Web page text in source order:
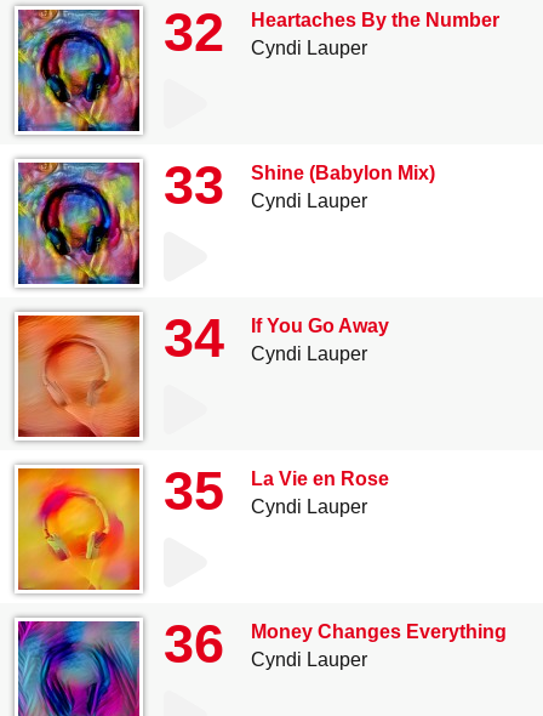
32
Heartaches By the Number
Cyndi Lauper
33
Shine (Babylon Mix)
Cyndi Lauper
34
If You Go Away
Cyndi Lauper
35
La Vie en Rose
Cyndi Lauper
36
Money Changes Everything
Cyndi Lauper